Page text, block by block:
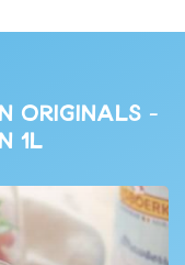
Originals -
1L